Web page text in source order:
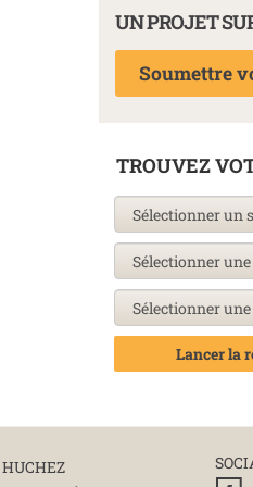
UN PROJET
Soumettre
TROUVEZ
Lancer la